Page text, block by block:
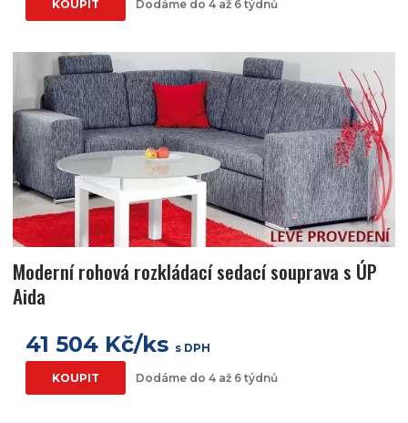
KOUPIT Dodáme do 4 až 6 týdnů
Moderní rohová rozkládací sedací souprava s ÚP
Aida
41 504 Kč/ks s DPH
KOUPIT Dodáme do 4 až 6 týdnů